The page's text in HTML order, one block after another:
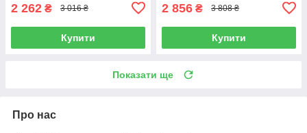
2 262 ₴ 3 016 ₴
Купити
2 856 ₴ 3 808 ₴
Купити
Показати ще
Про нас